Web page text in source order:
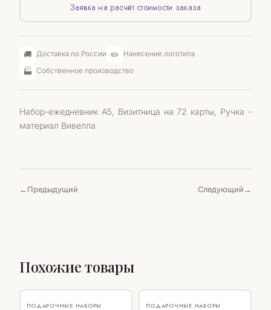
Заявка на расчёт стоимости заказа
🚚 Доставка по России ✏️ Нанесение логотипа
🏭 Собственное производство
Набор-ежедневник A5, Визитница на 72 карты, Ручка -
материал Вивелла
Предыдущий Следующий
Похожие товары
ПОДАРОЧНЫЕ НАБОРЫ ПОДАРОЧНЫЕ НАБОРЫ